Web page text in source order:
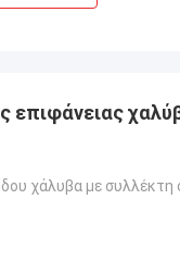
επιφάνειας
χάλυβα με συλλέκτη